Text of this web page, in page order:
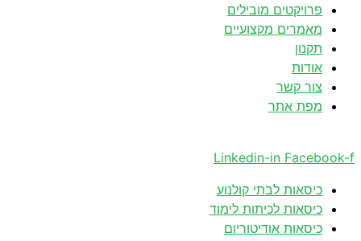
פרויקטים מובילים
מאמרים מקצועיים
תקנון
אודות
צור קשר
מפת אתר
Linkedin-in Facebook-f
כיסאות לבתי קולנוע
כיסאות לכיתות לימוד
כיסאות אודיטוריום